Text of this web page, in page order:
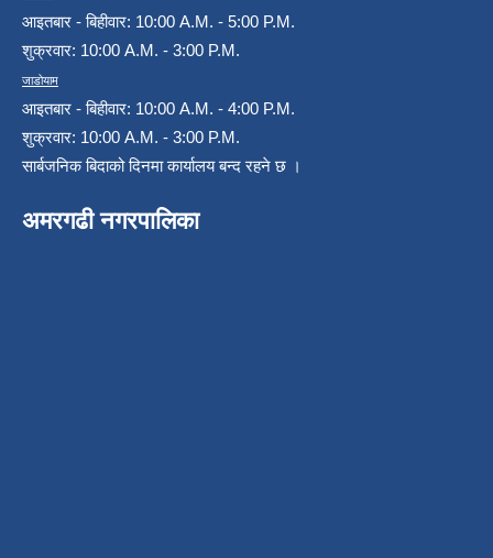
आइतबार - बिहीवार: 10:00 A.M. - 5:00 P.M.
शुक्रवार: 10:00 A.M. - 3:00 P.M.
जाडोयाम
आइतबार - बिहीवार: 10:00 A.M. - 4:00 P.M.
शुक्रवार: 10:00 A.M. - 3:00 P.M.
सार्बजनिक बिदाको दिनमा कार्यालय बन्द रहने छ ।
अमरगढी नगरपालिका